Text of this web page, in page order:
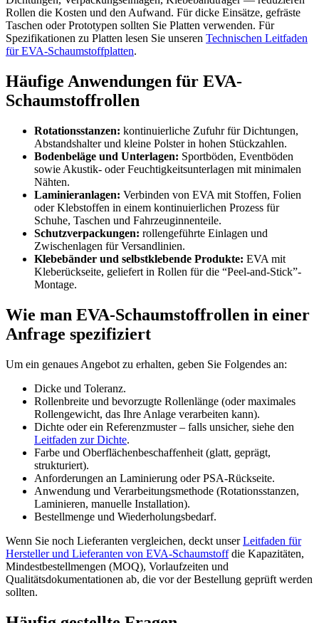
Rollen die Kosten und den Aufwand. Für dicke Einsätze, gefräste
Taschen oder Prototypen sollten Sie Platten verwenden. Für
Spezifikationen zu Platten lesen Sie unseren Technischen Leitfaden
für EVA-Schaumstoffplatten.
Häufige Anwendungen für EVA-
Schaumstoffrollen
Rotationsstanzen: kontinuierliche Zufuhr für Dichtungen,
Abstandshalter und kleine Polster in hohen Stückzahlen.
Bodenbeläge und Unterlagen: Sportböden, Eventböden
sowie Akustik- oder Feuchtigkeitsunterlagen mit minimalen
Nähten.
Laminieranlagen: Verbinden von EVA mit Stoffen, Folien
oder Klebstoffen in einem kontinuierlichen Prozess für
Schuhe, Taschen und Fahrzeuginnenteile.
Schutzverpackungen: rollengeführte Einlagen und
Zwischenlagen für Versandlinien.
Klebebänder und selbstklebende Produkte: EVA mit
Kleberückseite, geliefert in Rollen für die “Peel-and-Stick”-
Montage.
Wie man EVA-Schaumstoffrollen in einer
Anfrage spezifiziert
Um ein genaues Angebot zu erhalten, geben Sie Folgendes an:
Dicke und Toleranz.
Rollenbreite und bevorzugte Rollenlänge (oder maximales
Rollengewicht, das Ihre Anlage verarbeiten kann).
Dichte oder ein Referenzmuster – falls unsicher, siehe den
Leitfaden zur Dichte.
Farbe und Oberflächenbeschaffenheit (glatt, geprägt,
strukturiert).
Anforderungen an Laminierung oder PSA-Rückseite.
Anwendung und Verarbeitungsmethode (Rotationsstanzen,
Laminieren, manuelle Installation).
Bestellmenge und Wiederholungsbedarf.
Wenn Sie noch Lieferanten vergleichen, deckt unserLeitfaden für
Hersteller und Lieferanten von EVA-Schaumstoffdie Kapazitäten,
Mindestbestellmengen (MOQ), Vorlaufzeiten und
Qualitätsdokumentationen ab, die vor der Bestellung geprüft werden
sollten.